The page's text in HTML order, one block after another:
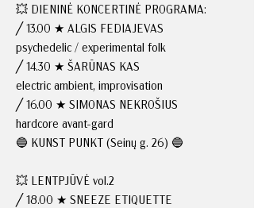
💥 DIENINĖ KONCERTINĖ PROGRAMA:
╱ 13.00 ★ ALGIS FEDIAJEVAS
psychedelic / experimental folk
╱ 14.30 ★ ŠARŪNAS KAS
electric ambient, improvisation
╱ 16.00 ★ SIMONAS NEKROŠIUS
hardcore avant-gard
🔵 KUNST PUNKT (Seinų g. 26) 🔵
💥 LENTPJŪVĖ vol.2
╱ 18.00 ★ SNEEZE ETIQUETTE